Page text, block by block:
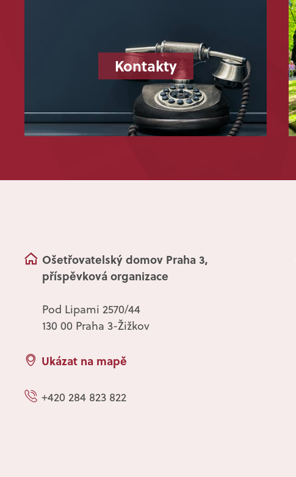
Kontakty
Ošetřovatelský domov Praha 3,
příspěvková organizace
Pod Lipami 2570/44
130 00 Praha 3-Žižkov
Ukázat na mapě
+420 284 823 822